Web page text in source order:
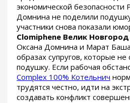
экономической безопасности
Домнина не поделили
участники снова показали
Clomiphene Велик Новгород
Оксана Домнина и Марат
образах супругов, которые не
подушку. Если рабочая
Complex 100% Котельнич
трудятся честно, идти на
создавать конфликт